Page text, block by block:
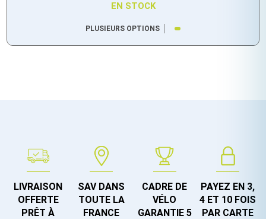
EN STOCK
PLUSIEURS OPTIONS
LIVRAISON
OFFERTE
PRÊT À
SAV DANS
TOUTE LA
FRANCE
CADRE DE
VÉLO
GARANTIE 5
PAYEZ EN 3,
4 ET 10 FOIS
PAR CARTE